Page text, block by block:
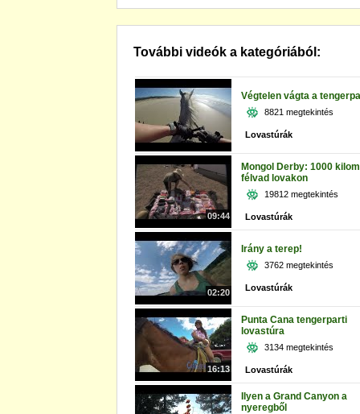
További videók a kategóriából:
09:44
Végtelen vágta a
8821 megtekintés
Lovastúrák
02:20
Mongol Derby: 1000
félvad lovakon
19812 megtekintés
Lovastúrák
16:13
Irány a terep!
3762 megtekintés
Lovastúrák
Punta Cana tengerparti
lovastúra
3134 megtekintés
Lovastúrák
Ilyen a Grand Canyon a
nyeregből